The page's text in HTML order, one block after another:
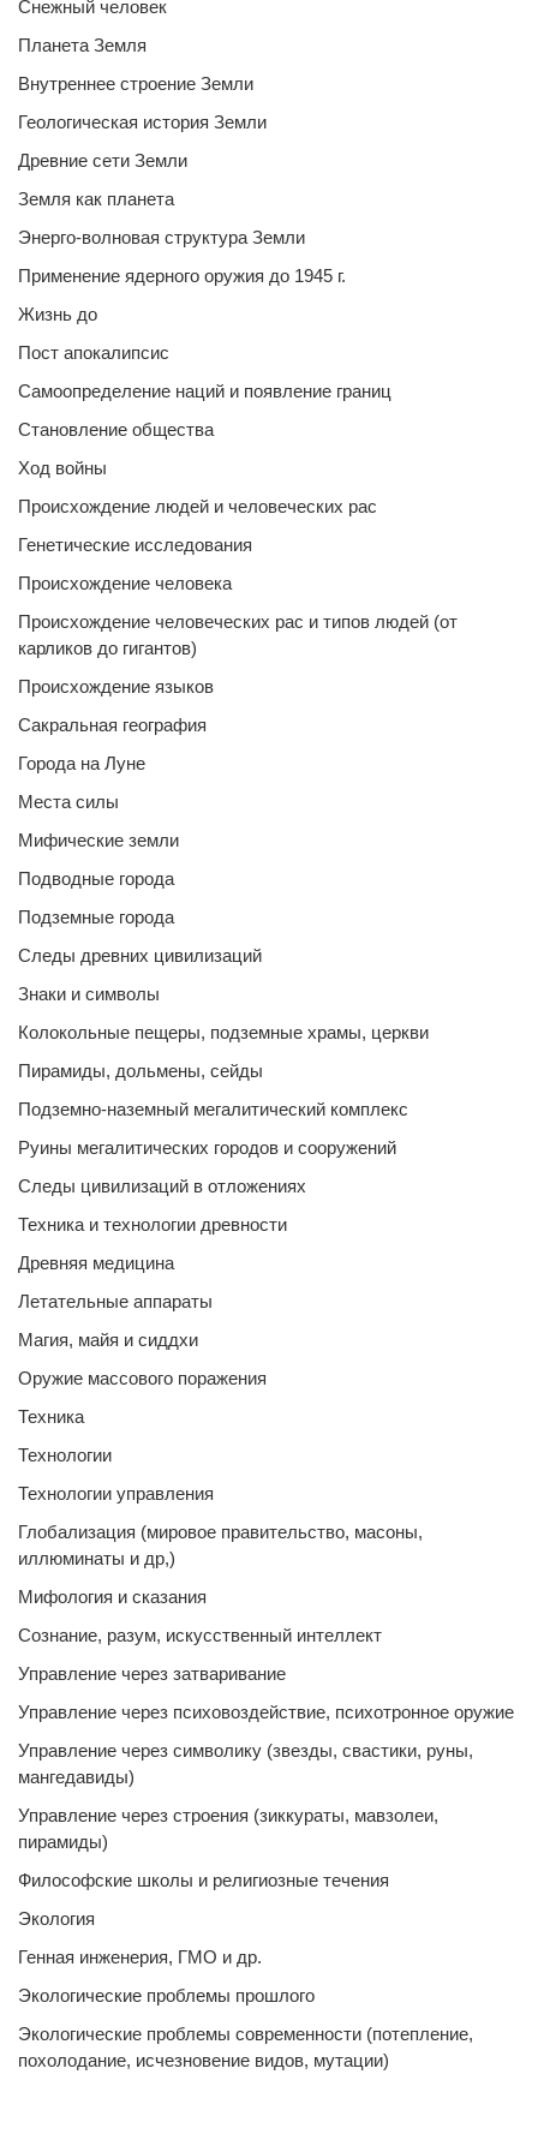
Снежный человек
Планета Земля
Внутреннее строение Земли
Геологическая история Земли
Древние сети Земли
Земля как планета
Энерго-волновая структура Земли
Применение ядерного оружия до 1945 г.
Жизнь до
Пост апокалипсис
Самоопределение наций и появление границ
Становление общества
Ход войны
Происхождение людей и человеческих рас
Генетические исследования
Происхождение человека
Происхождение человеческих рас и типов людей (от
карликов до гигантов)
Происхождение языков
Сакральная география
Города на Луне
Места силы
Мифические земли
Подводные города
Подземные города
Следы древних цивилизаций
Знаки и символы
Колокольные пещеры, подземные храмы, церкви
Пирамиды, дольмены, сейды
Подземно-наземный мегалитический комплекс
Руины мегалитических городов и сооружений
Следы цивилизаций в отложениях
Техника и технологии древности
Древняя медицина
Летательные аппараты
Магия, майя и сиддхи
Оружие массового поражения
Техника
Технологии
Технологии управления
Глобализация (мировое правительство, масоны,
иллюминаты и др,)
Мифология и сказания
Сознание, разум, искусственный интеллект
Управление через затваривание
Управление через психовоздействие, психотронное оружие
Управление через символику (звезды, свастики, руны,
мангедавиды)
Управление через строения (зиккураты, мавзолеи,
пирамиды)
Философские школы и религиозные течения
Экология
Генная инженерия, ГМО и др.
Экологические проблемы прошлого
Экологические проблемы современности (потепление,
похолодание, исчезновение видов, мутации)